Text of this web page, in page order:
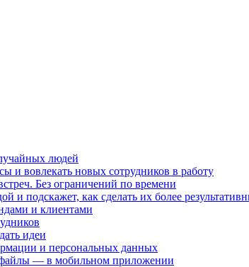
людей
и вовлекать новых сотрудников в работу
Без ограничений по времени
и подскажет, как сделать их более
и клиентами
идеи
и персональных данных
— в мобильном приложении